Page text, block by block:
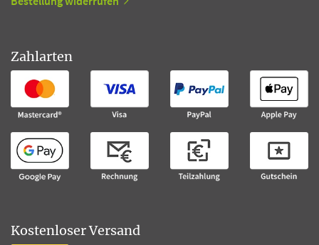
Zahlarten
Kostenloser Versand